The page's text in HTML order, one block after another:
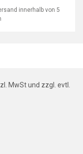
innerhalb von 5
MwSt und zzgl. evtl.